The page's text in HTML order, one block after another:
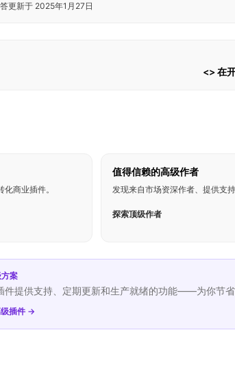
更新于 2025年1月27日
<> 在
商业插件。
值得信赖的高级作者
发现来自市场资深作者、提供支
探索顶级作者
案
件提供支持、定期更新和生产就绪的功能——为你节省
插件 →